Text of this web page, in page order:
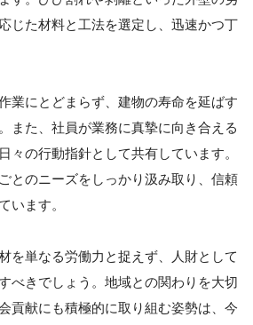
じた材料と工法を選定し、迅速かつ丁
業にとどまらず、建物の寿命を延ばす
また、社員が業務に真摯に向き合える
々の行動指針として共有しています。
とのニーズをしっかり汲み取り、信頼
います。
を単なる労働力と捉えず、人財として
べきでしょう。地域との関わりを大切
貢献にも積極的に取り組む姿勢は、今